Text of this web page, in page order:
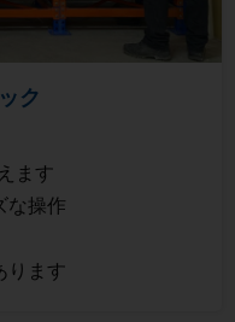
ク
ます
な操作
ります